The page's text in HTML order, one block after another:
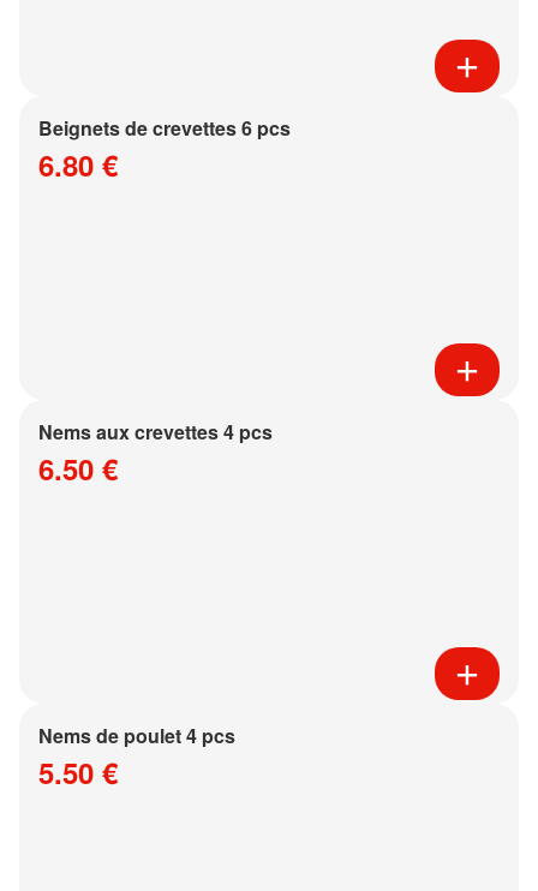
Beignets de crevettes 6 pcs
6.80 €
Nems aux crevettes 4 pcs
6.50 €
Nems de poulet 4 pcs
5.50 €